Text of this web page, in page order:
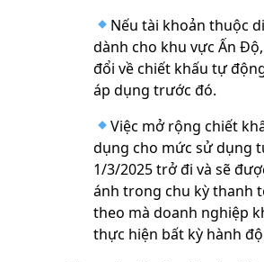
Nếu tài khoản thuộc
dành cho khu vực Ấn
đổi về chiết khấu tự
áp dụng trước đó.
Việc mở rộng chiết
dụng cho mức sử dụng
1/3/2025 trở đi và sẽ
ánh trong chu kỳ thanh
theo mà doanh nghiệp
thực hiện bất kỳ hành